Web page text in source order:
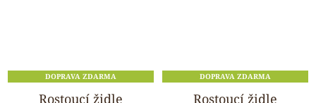
DOPRAVA ZDARMA
Rostoucí židle
DOPRAVA ZDARMA
Rostoucí židle